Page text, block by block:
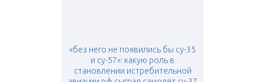
«без него не появились бы су-35
и су-57»: какую роль в
становлении истребительной